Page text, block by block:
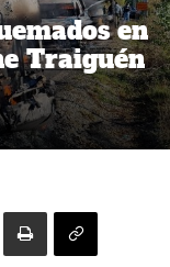
en
Traiguén